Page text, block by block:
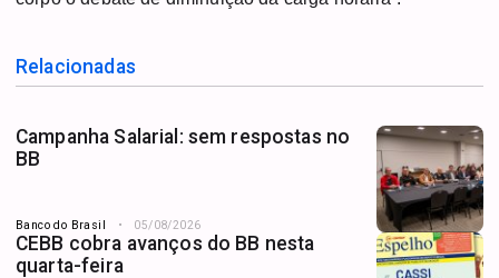
Relacionadas
Campanha Salarial: sem respostas no
BB
Banco do Brasil 05/08/2026
CEBB cobra avanços do BB nesta
quarta-feira